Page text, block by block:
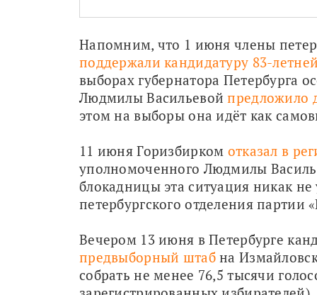
поддержали кандидатуру 83-
выборах губернатора Петербурга
Людмилы Васильевой предложило
этом на выборы она идёт как
11 июня Горизбирком отказал в
уполномоченного Людмилы
блокадницы эта ситуация никак не
петербургского отделения партии
Вечером 13 июня в Петербурге
предвыборный штаб на
собрать не менее 76,5 тысячи